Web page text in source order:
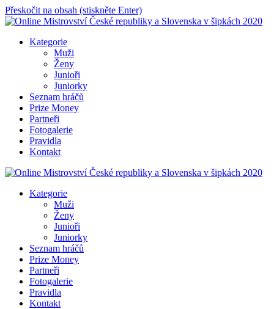
Přeskočit na obsah (stiskněte Enter)
Online Mistrovství České republiky a Slovenska v šipkách 2020
Kategorie
Muži
Ženy
Junioři
Juniorky
Seznam hráčů
Prize Money
Partneři
Fotogalerie
Pravidla
Kontakt
Online Mistrovství České republiky a Slovenska v šipkách 2020
Kategorie
Muži
Ženy
Junioři
Juniorky
Seznam hráčů
Prize Money
Partneři
Fotogalerie
Pravidla
Kontakt